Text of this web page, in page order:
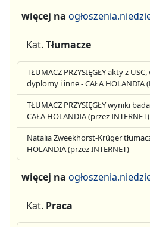
więcej na
Kat. Tłumacze
TŁUMACZ PRZYSIĘGŁY akty z
dyplomy i inne - CAŁA HOLANDIA
TŁUMACZ PRZYSIĘGŁY wyniki
CAŁA HOLANDIA (przez INTERNET)
Natalia Zweekhorst-Krüger
HOLANDIA (przez INTERNET)
więcej na
Kat. Praca